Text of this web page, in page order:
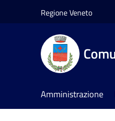
Regione Veneto
Amministrazione